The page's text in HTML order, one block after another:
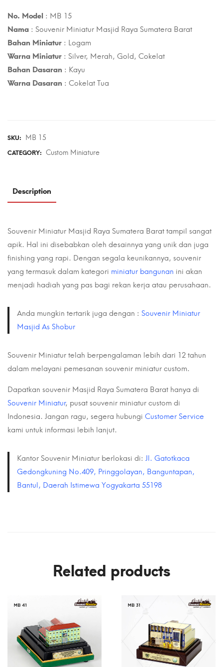
No. Model : MB 15
Nama : Souvenir Miniatur Masjid Raya Sumatera Barat
Bahan Miniatur : Logam
Warna Miniatur : Silver, Merah, Gold, Cokelat
Bahan Dasaran : Kayu
Warna Dasaran : Cokelat Tua
SKU: MB 15
CATEGORY: Custom Miniature
Description
Souvenir Miniatur Masjid Raya Sumatera Barat tampil sangat
apik. Hal ini disebabkan oleh desainnya yang unik dan juga
finishing yang rapi. Dengan segala keunikannya, souvenir
yang termasuk dalam kategori miniatur bangunan ini akan
menjadi hadiah yang pas bagi rekan kerja atau perusahaan.
Anda mungkin tertarik juga dengan : Souvenir Miniatur
Masjid As Shobur
Souvenir Miniatur telah berpengalaman lebih dari 12 tahun
dalam melayani pemesanan souvenir miniatur custom.
Dapatkan souvenir Masjid Raya Sumatera Barat hanya di
Souvenir Miniatur, pusat souvenir miniatur custom di
Indonesia. Jangan ragu, segera hubungi Customer Service
kami untuk informasi lebih lanjut.
Kantor Souvenir Miniatur berlokasi di: Jl. Gatotkaca
Gedongkuning No.409, Pringgolayan, Banguntapan,
Bantul, Daerah Istimewa Yogyakarta 55198
Related products